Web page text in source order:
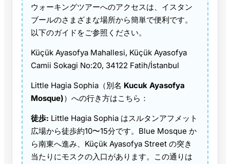
ウォーキングツアーへのアクセスは、イスタン
ブールのさまざまな場所から簡単で便利です。
以下のガイドをご参照ください。
Küçük Ayasofya Mahallesi, Küçük Ayasofya
Camii Sokagi No:20, 34122 Fatih/İstanbul
Little Hagia Sophia（別名 Kucuk Ayasofya
Mosque)）への行き方はこちら：
徒歩: Little Hagia Sophia はスルタンアフメット
広場から徒歩約10〜15分です。Blue Mosque か
ら南東へ進み、Küçük Ayasofya Street の突き
当たりにモスクの入口があります。この通りは